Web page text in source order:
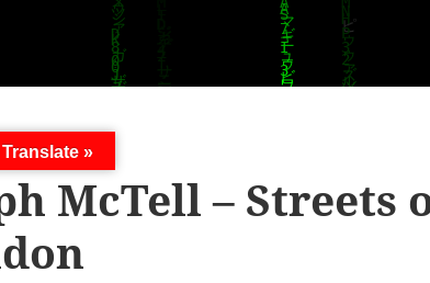
McTell – Streets
Translate »